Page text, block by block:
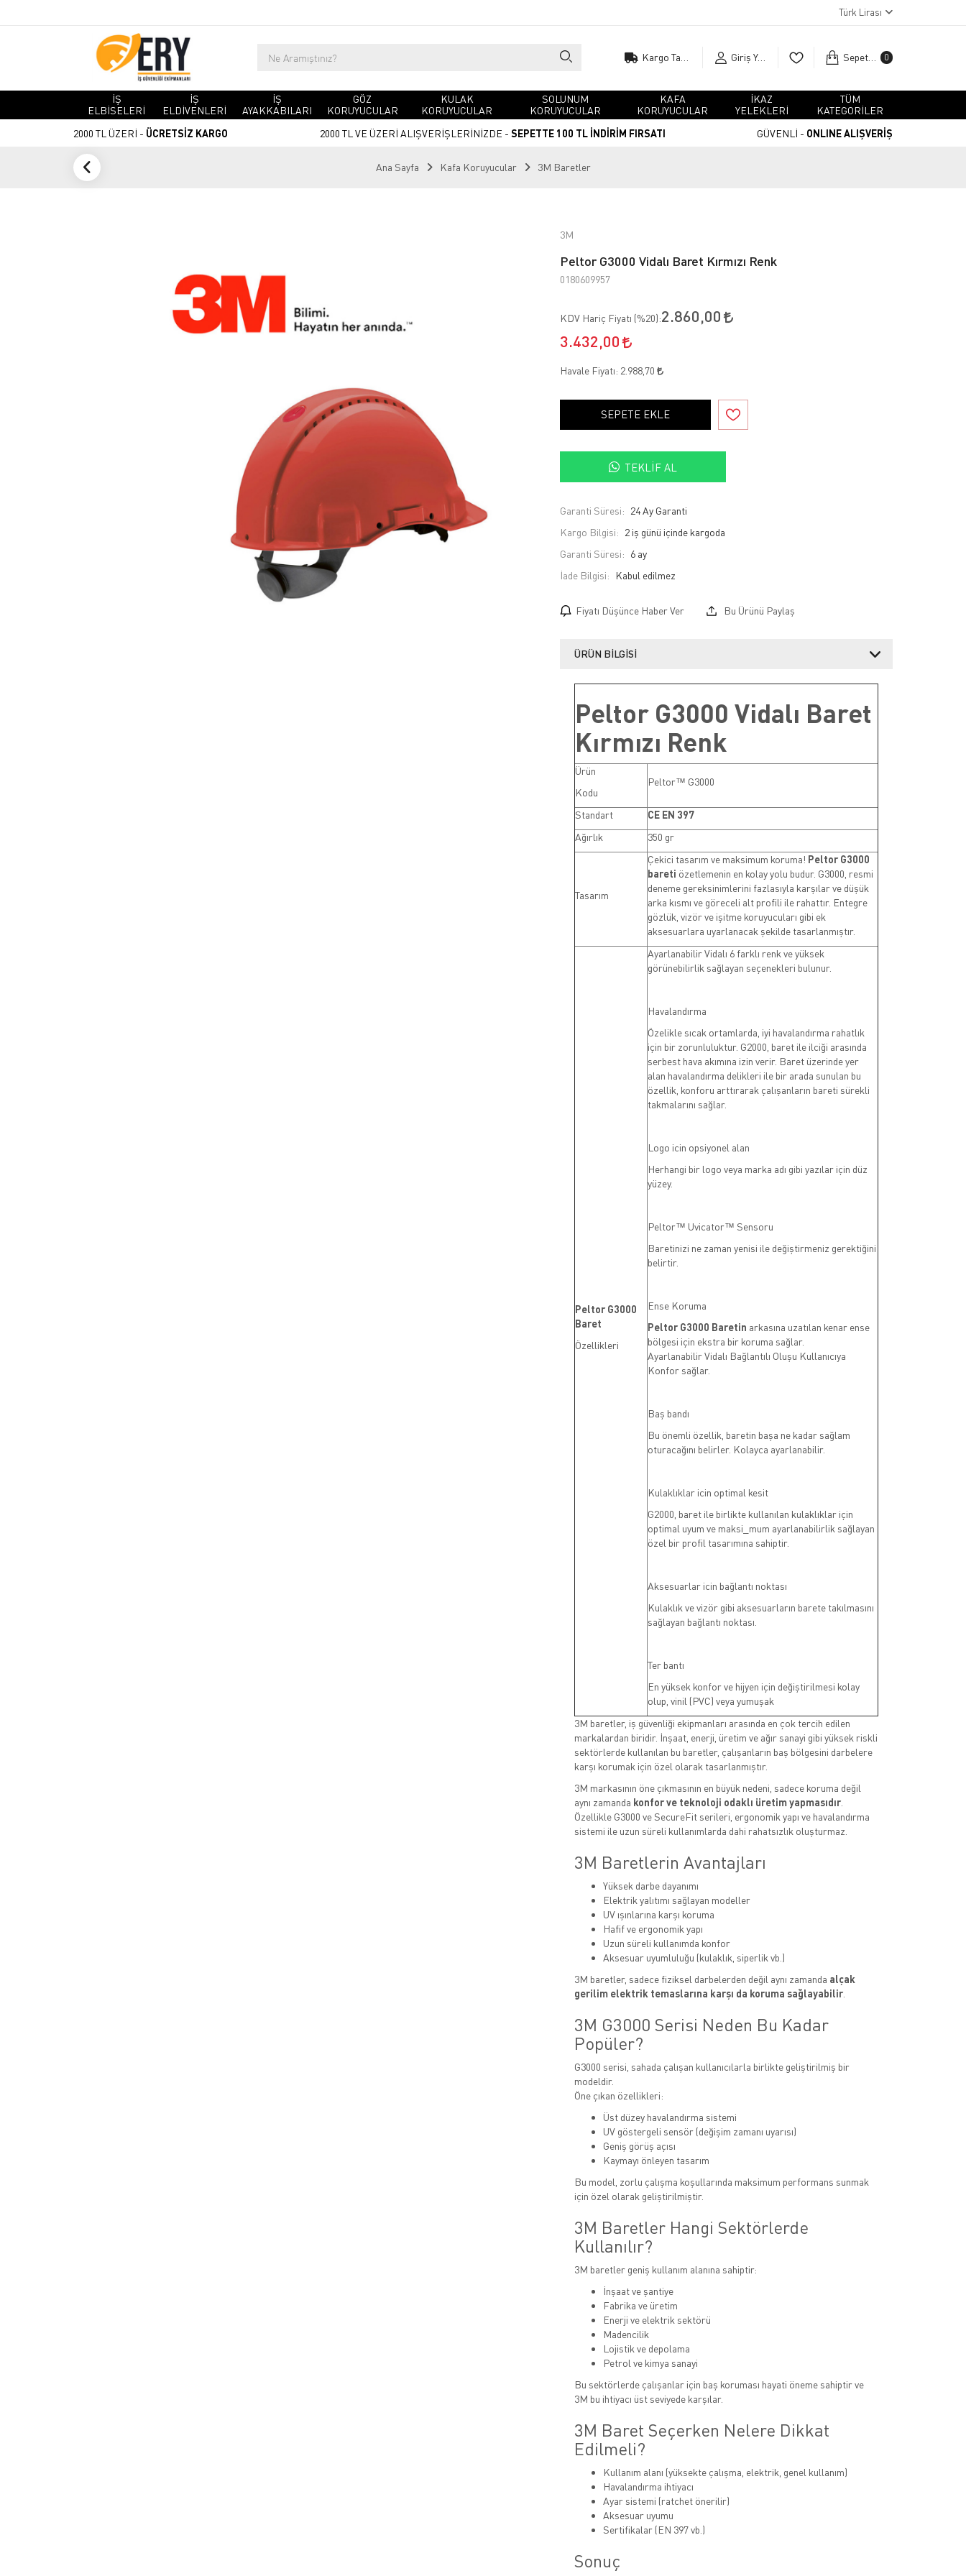
Türk Lirası
Giriş Yap Sepetim 0
İŞ
ELBİSELERİ
İŞ
ELDİVENLERİ
İŞ
AYAKKABILARI
GÖZ
KORUYUCULAR
KULAK
KORUYUCULAR
SOLUNUM
KORUYUCULAR
KAFA
KORUYUCULAR
İKAZ
YELEKLERİ
TÜM
KATEGORİLER
2000 TL ÜZERİ - ÜCRETSİZ KARGO 2000 TL VE ÜZERİ ALIŞVERİŞLERİNİZDE - SEPETTE 100 TL İNDİRİM FIRSATI GÜVENLİ - ONLINE ALIŞVERİŞ
Ana Sayfa Kafa Koruyucular 3M Baretler
3M
Peltor G3000 Vidalı Baret Kırmızı Renk
0180609957
KDV Hariç Fiyatı (%20):2.860,00
3.432,00
Havale Fiyatı: 2.988,70
SEPETE EKLE
TEKLIF AL
Garanti Süresi: 24 Ay Garanti
Kargo Bilgisi: 2 iş günü içinde kargoda
Garanti Süresi: 6 ay
İade Bilgisi:
Fiyatı Düşünce Haber Ver Bu Ürünü Paylaş
ÜRÜN BILGISI
Peltor G3000 Vidalı Baret
Kırmızı Renk
Ürün
Kodu
Peltor™ G3000
Standart
CE EN 397
Ağırlık
350 gr
Tasarım
Çekici tasarım ve maksimum koruma! Peltor G3000
bareti özetlemenin en kolay yolu budur. G3000, resmi
deneme gereksinimlerini fazlasıyla karşılar ve düşük
arka kısmı ve göreceli alt profili ile rahattır. Entegre
gözlük, vizör ve işitme koruyucuları gibi ek
aksesuarlara uyarlanacak şekilde tasarlanmıştır.
Peltor G3000
Baret
Özellikleri
Ayarlanabilir Vidalı 6 farklı renk ve yüksek
görünebilirlik sağlayan seçenekleri bulunur.
Havalandırma
Özelikle sıcak ortamlarda, iyi havalandırma rahatlık
için bir zorunluluktur. G2000, baret ile ilciği arasında
serbest hava akımına izin verir. Baret üzerinde yer
alan havalandırma delikleri ile bir arada sunulan bu
özellik, konforu arttırarak çalışanların bareti sürekli
takmalarını sağlar.
Logo icin opsiyonel alan
Herhangi bir logo veya marka adı gibi yazılar için düz
yüzey.
Peltor™ Uvicator™ Sensoru
Baretinizi ne zaman yenisi ile değiştirmeniz gerektiğini
belirtir.
Ense Koruma
Peltor G3000 Baretin arkasına uzatılan kenar ense
bölgesi için ekstra bir koruma sağlar.
Ayarlanabilir Vidalı Bağlantılı Oluşu Kullanıcıya
Konfor sağlar.
Baş bandı
Bu önemli özellik, baretin başa ne kadar sağlam
oturacağını belirler. Kolayca ayarlanabilir.
Kulaklıklar icin optimal kesit
G2000, baret ile birlikte kullanılan kulaklıklar için
optimal uyum ve maksi_mum ayarlanabilirlik sağlayan
özel bir profil tasarımına sahiptir.
Aksesuarlar icin bağlantı noktası
Kulaklık ve vizör gibi aksesuarların barete takılmasını
sağlayan bağlantı noktası.
Ter bantı
En yüksek konfor ve hijyen için değiştirilmesi kolay
olup, vinil (PVC) veya yumuşak
3M baretler, iş güvenliği ekipmanları arasında en çok tercih edilen
markalardan biridir. İnşaat, enerji, üretim ve ağır sanayi gibi yüksek riskli
sektörlerde kullanılan bu baretler, çalışanların baş bölgesini darbelere
karşı korumak için özel olarak tasarlanmıştır.
3M markasının öne çıkmasının en büyük nedeni, sadece koruma değil
aynı zamanda konfor ve teknoloji odaklı üretim yapmasıdır.
Özellikle G3000 ve SecureFit serileri, ergonomik yapı ve havalandırma
sistemi ile uzun süreli kullanımlarda dahi rahatsızlık oluşturmaz.
3M Baretlerin Avantajları
Yüksek darbe dayanımı
Elektrik yalıtımı sağlayan modeller
UV ışınlarına karşı koruma
Hafif ve ergonomik yapı
Uzun süreli kullanımda konfor
Aksesuar uyumluluğu (kulaklık, siperlik vb.)
3M baretler, sadece fiziksel darbelerden değil aynı zamanda alçak
gerilim elektrik temaslarına karşı da koruma sağlayabilir.
3M G3000 Serisi Neden Bu Kadar
Popüler?
G3000 serisi, sahada çalışan kullanıcılarla birlikte geliştirilmiş bir
modeldir.
Öne çıkan özellikleri:
Üst düzey havalandırma sistemi
UV göstergeli sensör (değişim zamanı uyarısı)
Geniş görüş açısı
Kaymayı önleyen tasarım
Bu model, zorlu çalışma koşullarında maksimum performans sunmak
için özel olarak geliştirilmiştir.
3M Baretler Hangi Sektörlerde
Kullanılır?
3M baretler geniş kullanım alanına sahiptir:
İnşaat ve şantiye
Fabrika ve üretim
Enerji ve elektrik sektörü
Madencilik
Lojistik ve depolama
Petrol ve kimya sanayi
Bu sektörlerde çalışanlar için baş koruması hayati öneme sahiptir ve
3M bu ihtiyacı üst seviyede karşılar.
3M Baret Seçerken Nelere Dikkat
Edilmeli?
Kullanım alanı (yüksekte çalışma, elektrik, genel kullanım)
Havalandırma ihtiyacı
Ayar sistemi (ratchet önerilir)
Aksesuar uyumu
Sertifikalar (EN 397 vb.)
Sonuç